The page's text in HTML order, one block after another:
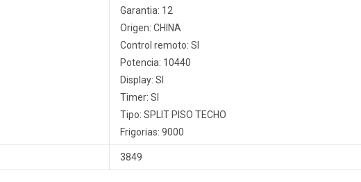
Garantia: 12
Origen: CHINA
Control remoto: SI
Potencia: 10440
Display: SI
Timer: SI
Tipo: SPLIT PISO TECHO
Frigorias: 9000
3849